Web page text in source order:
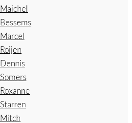
Maichel
Bessems
Marcel
Roijen
Dennis
Somers
Roxanne
Starren
Mitch